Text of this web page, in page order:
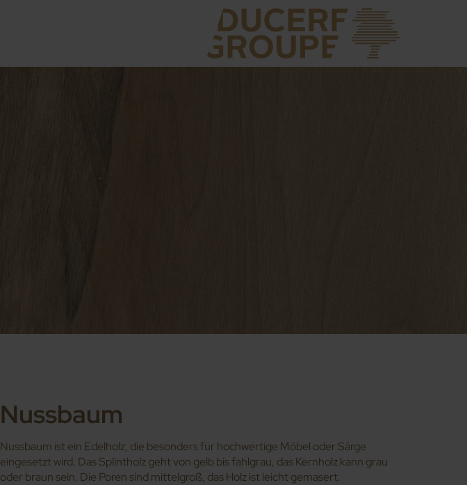
Nussbaum
Nussbaum ist ein Edelholz, die besonders für hochwertige Möbel oder Särge
eingesetzt wird. Das Splintholz geht von gelb bis fahlgrau, das Kernholz kann grau
oder braun sein. Die Poren sind mittelgroß, das Holz ist leicht gemasert.